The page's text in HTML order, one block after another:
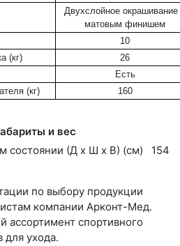
Двухслойное окрашивание
матовым финишем
10
(кг)
26
Есть
(кг)
160
и вес
состоянии (Д х Ш х В) (см)
154
по выбору продукции
компании Арконт-Мед.
спортивного
для ухода.